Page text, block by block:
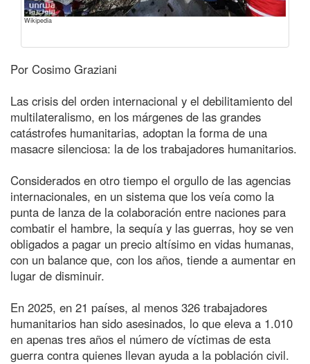
Wikipedia
Por Cosimo Graziani
Las crisis del orden internacional y el debilitamiento del
multilateralismo, en los márgenes de las grandes
catástrofes humanitarias, adoptan la forma de una
masacre silenciosa: la de los trabajadores humanitarios.
Considerados en otro tiempo el orgullo de las agencias
internacionales, en un sistema que los veía como la
punta de lanza de la colaboración entre naciones para
combatir el hambre, la sequía y las guerras, hoy se ven
obligados a pagar un precio altísimo en vidas humanas,
con un balance que, con los años, tiende a aumentar en
lugar de disminuir.
En 2025, en 21 países, al menos 326 trabajadores
humanitarios han sido asesinados, lo que eleva a 1.010
en apenas tres años el número de víctimas de esta
guerra contra quienes llevan ayuda a la población civil.